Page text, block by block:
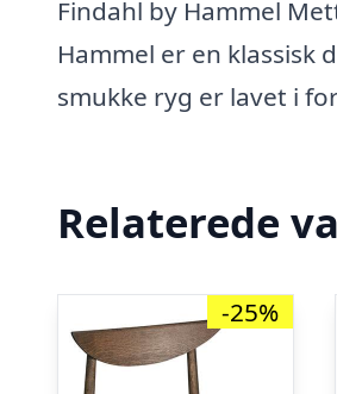
Findahl by Hammel
Hammel er en klassisk
smukke ryg er lavet i
Relaterede
-25%